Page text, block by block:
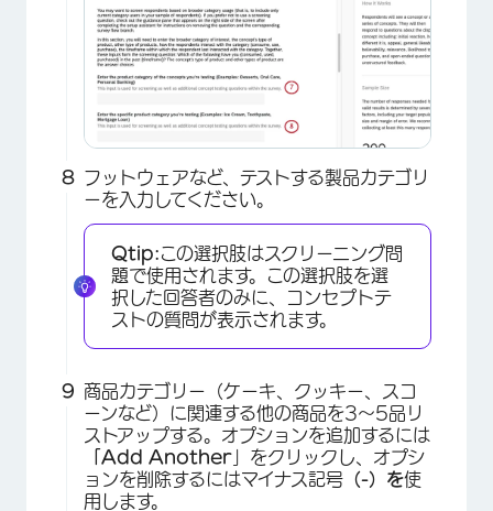
フットウェアなど、テストする製品カテゴリ
ーを入力してください。
Qtip:この選択肢はスクリーニング問
題で使用されます。この選択肢を選
択した回答者のみに、コンセプトテ
ストの質問が表示されます。
商品カテゴリー（ケーキ、クッキー、スコ
ーンなど）に関連する他の商品を3～5品リ
ストアップする。オプションを追加するには
「Add Another 」をクリックし、オプシ
ョンを削除するにはマイナス記号 （-）を使
用します。